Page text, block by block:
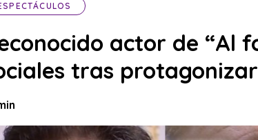
actor de “Al
tras protagonizar